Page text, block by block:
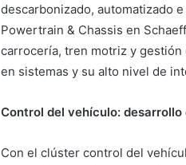
descarbonizado, automatizado
Powertrain & Chassis en
carrocería, tren motriz y
en sistemas y su alto nivel de
Control del vehículo:
Con el clúster control del